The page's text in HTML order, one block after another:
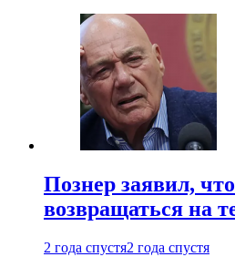
Познер заявил,
возвращаться на
2 года спустя2 года спустя